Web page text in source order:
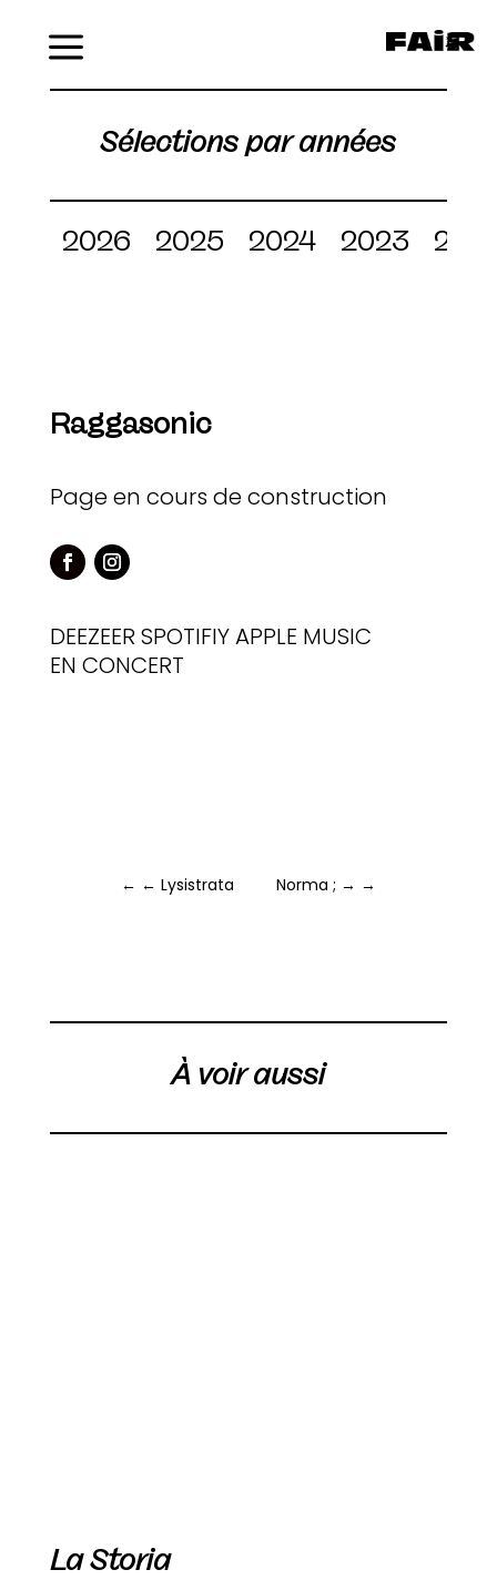
Sélections par années
2026 2025 2024 2023
Raggasonic
Page en cours de construction
DEEZEER SPOTIFIYAPPLE MUSIC
EN CONCERT
← ← Lysistrata Norma ; → →
À voir aussi
La Storia